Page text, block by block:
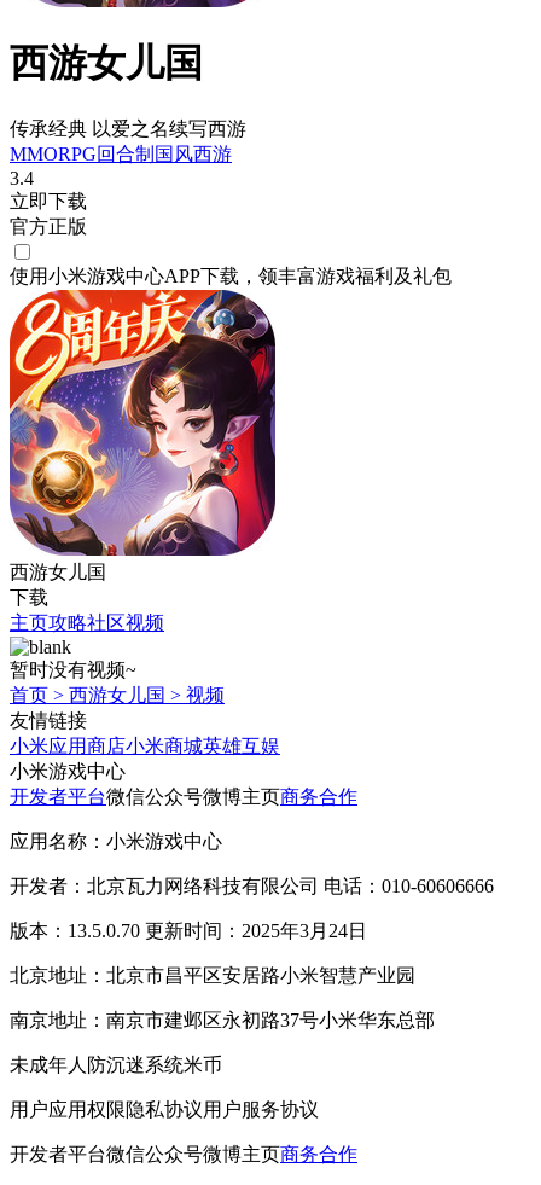
西游女儿国
传承经典 以爱之名续写西游
MMORPG回合制 国风西游
3.4
立即下载
官方正版
使用小米游戏中心APP下载 ，领丰富游戏福利 及礼包
西游女儿国
下载
主页攻略社区视频
暂时没有视频~
首页 > 西游女儿国 > 视频
友情链接
小米应用商店小米商城英雄互娱
小米游戏中心
开发者平台微信公众号微博主页商务合作
应用名称：小米游戏中心
开发者：北京瓦力网络科技有限公司 电话：010-60606666
版本：13.5.0.70 更新时间：2025年3月24日
北京地址：北京市昌平区安居路小米智慧产业园
南京地址：南京市建邺区永初路37号小米华东总部
未成年人防沉迷系统米币
用户应用权限隐私协议用户服务协议
开发者平台微信公众号微博主页商务合作